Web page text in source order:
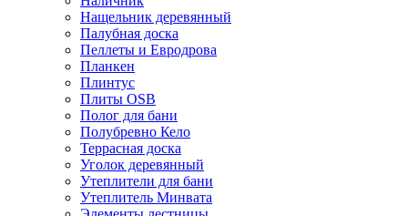
Нащельник деревянный
Палубная доска
Пеллеты и Евродрова
Планкен
Плинтус
Плиты OSB
Полог для бани
Полубревно Кело
Террасная доска
Уголок деревянный
Утеплители для бани
Утеплитель Минвата